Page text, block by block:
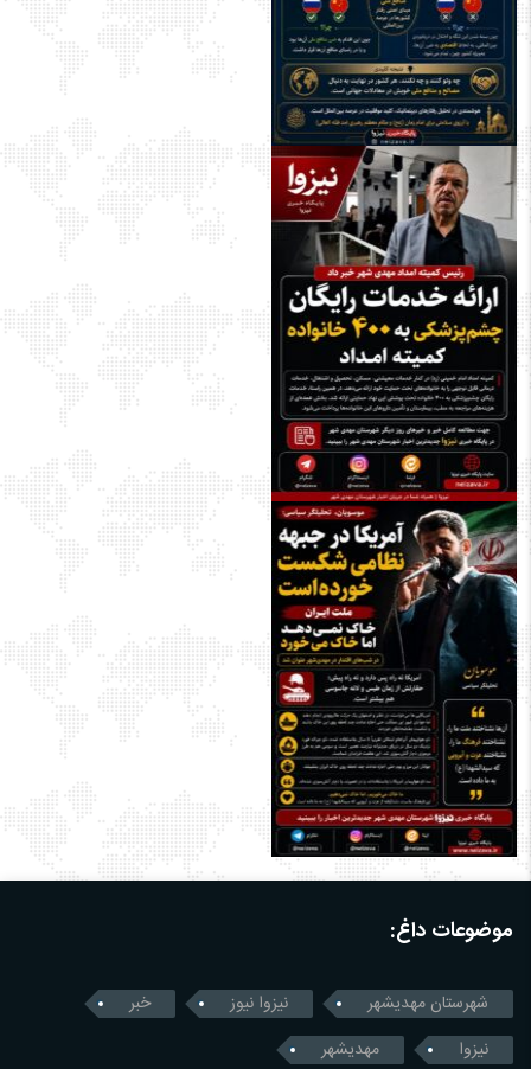
موضوعات داغ:
شهرستان مهدیشهر نیزوا نیوز
خبر
نیزوا
مهدیشهر